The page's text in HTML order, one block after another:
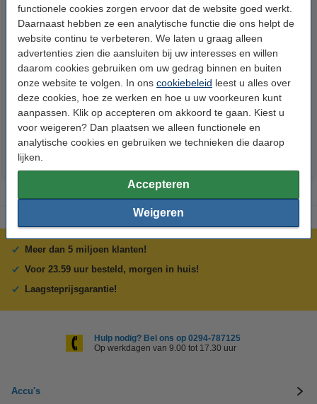
functionele cookies zorgen ervoor dat de website goed werkt.
Daarnaast hebben ze een analytische functie die ons helpt de
website continu te verbeteren. We laten u graag alleen
advertenties zien die aansluiten bij uw interesses en willen
daarom cookies gebruiken om uw gedrag binnen en buiten
onze website te volgen. In ons cookiebeleid leest u alles over
deze cookies, hoe ze werken en hoe u uw voorkeuren kunt
aanpassen. Klik op accepteren om akkoord te gaan. Kiest u
voor weigeren? Dan plaatsen we alleen functionele en
analytische cookies en gebruiken we technieken die daarop
lijken.
Accepteren
Weigeren
123accu Xtreme Power AAA /
MN2400 / LR03 alkaline batterij
€ 14,50 € 13,05
Inclusief 21%
BTW
123accu Xtreme Power
knoopcellen multipack
€ 5,95 € 5,36 Inclusief 21% BTW
Meer dan 5 miljoen klanten!
Voor 23.59 uur besteld, morgen in huis!
Laagsteprijsgarantie!
Hulp nodig? Bel ons op 0294-787125
Op werkdagen van 9.00 tot 17.30 uur
Accu's